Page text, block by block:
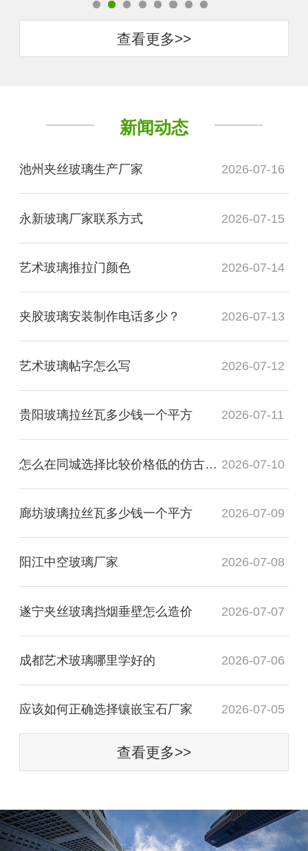
查看更多>>
新闻动态
池州夹丝玻璃生产厂家 2026-07-16
永新玻璃厂家联系方式 2026-07-15
艺术玻璃推拉门颜色 2026-07-14
夹胶玻璃安装制作电话多少？ 2026-07-13
艺术玻璃帖字怎么写 2026-07-12
贵阳玻璃拉丝瓦多少钱一个平方 2026-07-11
怎么在同城选择比较价格低的仿古镜厂家 2026-07-10
廊坊玻璃拉丝瓦多少钱一个平方 2026-07-09
阳江中空玻璃厂家 2026-07-08
遂宁夹丝玻璃挡烟垂壁怎么造价 2026-07-07
成都艺术玻璃哪里学好的 2026-07-06
应该如何正确选择镶嵌宝石厂家 2026-07-05
查看更多>>